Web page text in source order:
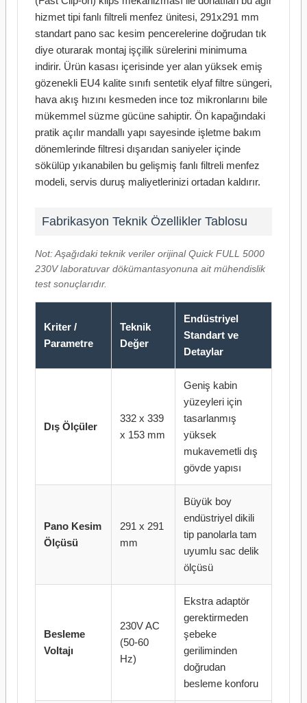
hizmet tipi fanlı filtreli menfez ünitesi, 291x291 mm
standart pano sac kesim pencerelerine doğrudan tık
diye oturarak montaj işçilik sürelerini minimuma
indirir. Ürün kasası içerisinde yer alan yüksek emiş
gözenekli EU4 kalite sınıfı sentetik elyaf filtre süngeri,
hava akış hızını kesmeden ince toz mikronlarını bile
mükemmel süzme gücüne sahiptir. Ön kapağındaki
pratik açılır mandallı yapı sayesinde işletme bakım
dönemlerinde filtresi dışarıdan saniyeler içinde
sökülüp yıkanabilen bu gelişmiş fanlı filtreli menfez
modeli, servis duruş maliyetlerinizi ortadan kaldırır.
Fabrikasyon Teknik Özellikler Tablosu
Not: Aşağıdaki teknik veriler orijinal Quick FULL 5000
230V laboratuvar dökümantasyonuna ait mühendislik
test sonuçlarıdır.
Kriter /
Parametre
Teknik
Değer
Endüstriyel
Standart ve
Detaylar
Dış Ölçüler
332 x 339
x 153 mm
Geniş kabin
yüzeyleri için
tasarlanmış
yüksek
mukavemetli dış
gövde yapısı
Pano Kesim
Ölçüsü
291 x 291
mm
Büyük boy
endüstriyel dikili
tip panolarla tam
uyumlu sac delik
ölçüsü
Besleme
Voltajı
230V AC
(50-60
Hz)
Ekstra adaptör
gerektirmeden
şebeke
geriliminden
doğrudan
besleme konforu